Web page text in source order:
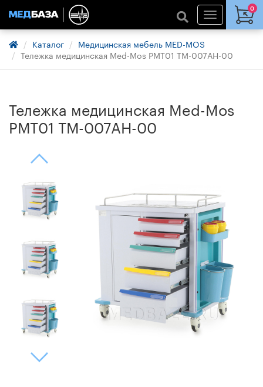
0
Каталог
Медицинская мебель MED-MOS
Тележка медицинская Med-Mos РМТ01 ТМ-007АН-00
Тележка медицинская Med-Mos
РМТ01 ТМ-007АН-00